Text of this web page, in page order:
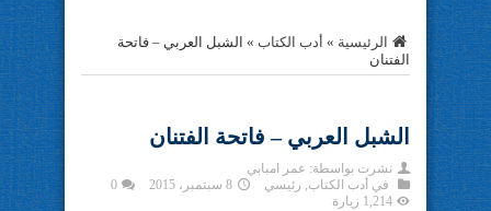
الرئيسية » أدب الكتاب » الشبل العربي – فاتحة
الفتنان
الشبل العربي – فاتحة الفتنان
نشرت بواسطة: عمر امبابي
في أدب الكتاب, رئيسي 8 سبتمبر، 2015
0
1,214 زيارة